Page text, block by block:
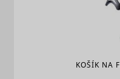
KOŠÍK NA